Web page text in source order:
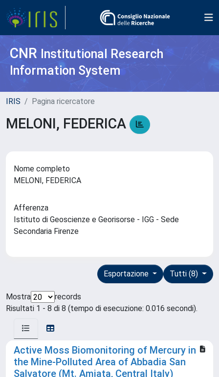
CNR Institutional Research
Information System
IRIS Pagina ricercatore
MELONI, FEDERICA
Nome completo
MELONI, FEDERICA
Afferenza
Istituto di Geoscienze e Georisorse - IGG - Sede
Secondaria Firenze
Tutti (8)
Esportazione
Mostra
records
Risultati 1 - 8 di 8 (tempo di esecuzione: 0.016 secondi).
Active Moss Biomonitoring of Mercury in
the Mine-Polluted Area of Abbadia San
Salvatore (Mt. Amiata, Central Italy)